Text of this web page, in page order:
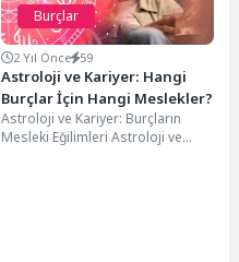
Burçlar
2 Yıl Önce 59
Astroloji ve Kariyer: Hangi
Burçlar İçin Hangi Meslekler?
Astroloji ve Kariyer: Burçların
Mesleki Eğilimleri Astroloji ve